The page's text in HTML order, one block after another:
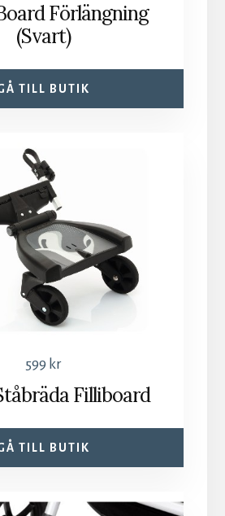
Förlängning
(Svart)
TILL BUTIK
599 kr
Filliboard
TILL BUTIK